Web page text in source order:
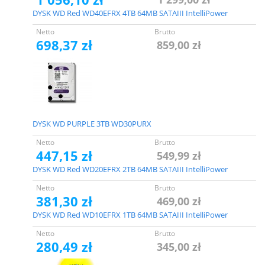
DYSK WD Red WD40EFRX 4TB 64MB SATAIII IntelliPower
Netto Brutto
698,37 zł 859,00 zł
DYSK WD PURPLE 3TB WD30PURX
Netto Brutto
447,15 zł 549,99 zł
DYSK WD Red WD20EFRX 2TB 64MB SATAIII IntelliPower
Netto Brutto
381,30 zł 469,00 zł
DYSK WD Red WD10EFRX 1TB 64MB SATAIII IntelliPower
Netto Brutto
280,49 zł 345,00 zł